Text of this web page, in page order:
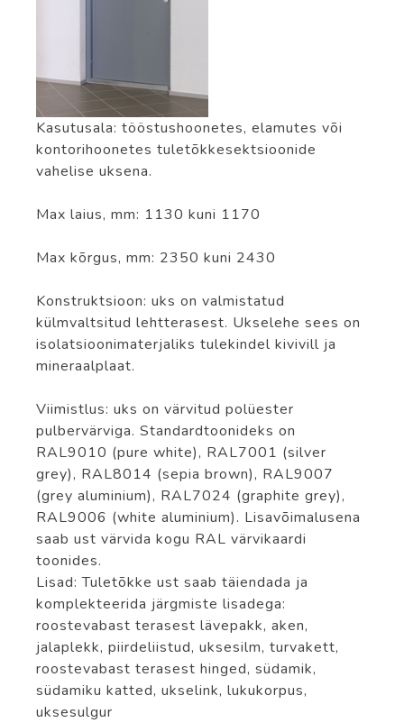
Kasutusala: tööstushoonetes, elamutes või
kontorihoonetes tuletõkkesektsioonide
vahelise uksena.
Max laius, mm: 1130 kuni 1170
Max kõrgus, mm: 2350 kuni 2430
Konstruktsioon: uks on valmistatud
külmvaltsitud lehtterasest. Ukselehe sees on
isolatsioonimaterjaliks tulekindel kivivill ja
mineraalplaat.
Viimistlus: uks on värvitud polüester
pulbervärviga. Standardtoonideks on
RAL9010 (pure white), RAL7001 (silver
grey), RAL8014 (sepia brown), RAL9007
(grey aluminium), RAL7024 (graphite grey),
RAL9006 (white aluminium). Lisavõimalusena
saab ust värvida kogu RAL värvikaardi
toonides.
Lisad: Tuletõkke ust saab täiendada ja
komplekteerida järgmiste lisadega:
roostevabast terasest lävepakk, aken,
jalaplekk, piirdeliistud, uksesilm, turvakett,
roostevabast terasest hinged, südamik,
südamiku katted, ukselink, lukukorpus,
uksesulgur